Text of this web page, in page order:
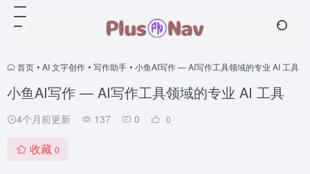
首页 • AI 文字创作 • 写作助手 • 小鱼AI写作 — AI写作工具领域的专业 AI 工具
小鱼AI写作 — AI写作工具领域的专业 AI 工具
4个月前更新 137 0 0
收藏 0